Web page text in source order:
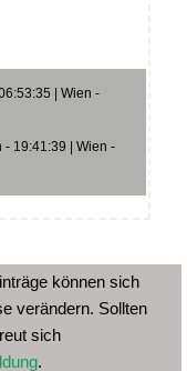
| Wien -
19:41:39 | Wien -
können sich
verändern. Sollten
sich
.